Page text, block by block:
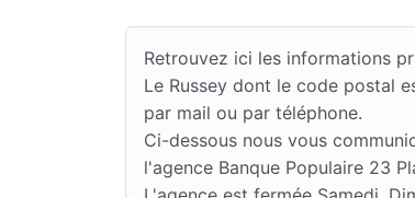
Retrouvez ici les informations
Le Russey dont le code postal
par mail ou par téléphone.
Ci-dessous nous vous
l'agence Banque Populaire 23